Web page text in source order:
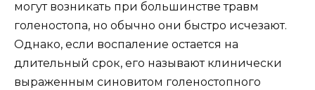
могут возникать при большинстве травм
голеностопа, но обычно они быстро исчезают.
Однако, если воспаление остается на
длительный срок, его называют клинически
выраженным синовитом голеностопного